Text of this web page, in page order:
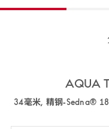
AQUA
34毫米, 精钢‑Sedna®